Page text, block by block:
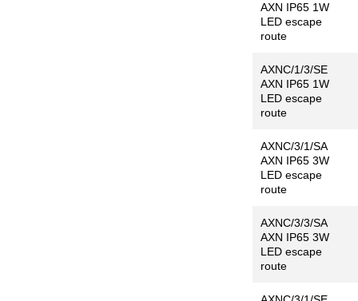
AXN IP65 1W
LED escape
route
AXNC/1/3/SE
AXN IP65 1W
LED escape
route
AXNC/3/1/SA
AXN IP65 3W
LED escape
route
AXNC/3/3/SA
AXN IP65 3W
LED escape
route